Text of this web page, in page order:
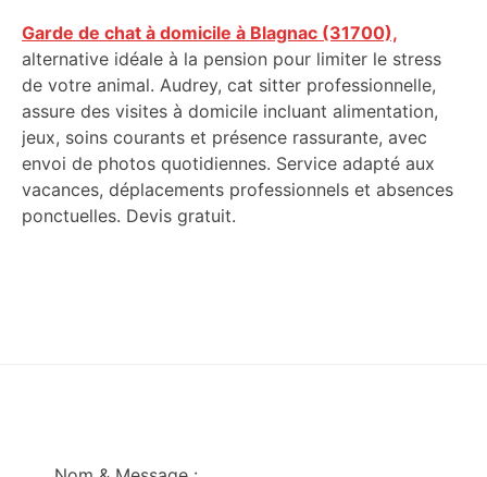
Garde de chat à domicile à Blagnac (31700),
alternative idéale à la pension pour limiter le stress
de votre animal. Audrey, cat sitter professionnelle,
assure des visites à domicile incluant alimentation,
jeux, soins courants et présence rassurante, avec
envoi de photos quotidiennes. Service adapté aux
vacances, déplacements professionnels et absences
ponctuelles. Devis gratuit.